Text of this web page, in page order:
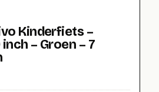
Kinderfiets –
– Groen – 7